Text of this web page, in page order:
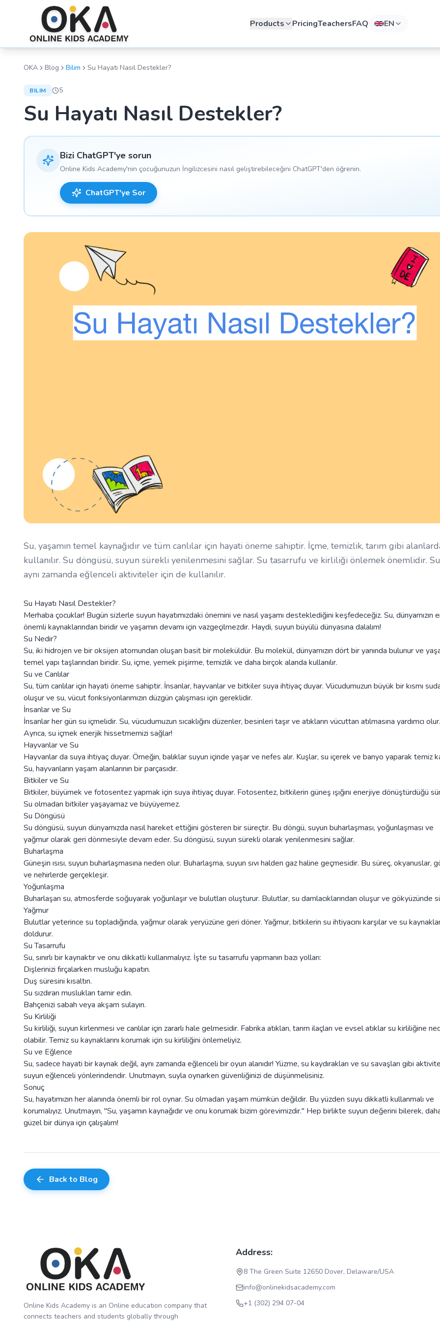
Products PricingTeachersFAQ EN
OKA Blog Bilim Su Hayatı Nasıl Destekler?
BILIM 5
Su Hayatı Nasıl Destekler?
Bizi ChatGPT'ye sorun
Online Kids Academy'nin çocuğunuzun İngilizcesini nasıl geliştirebileceğini ChatGPT'den öğrenin.
ChatGPT'ye Sor
Su, yaşamın temel kaynağıdır ve tüm canlılar için hayati öneme sahiptir. İçme, temizlik, tarım gibi
kullanılır. Su döngüsü, suyun sürekli yenilenmesini sağlar. Su tasarrufu ve kirliliği önlemek önemlidir.
aynı zamanda eğlenceli aktiviteler için de kullanılır.
Su Hayatı Nasıl Destekler?
Merhaba çocuklar! Bugün sizlerle suyun hayatımızdaki önemini ve nasıl yaşamı desteklediğini keşfedeceğiz. Su, dünyamızın
önemli kaynaklarından biridir ve yaşamın devamı için vazgeçilmezdir. Haydi, suyun büyülü dünyasına dalalım!
Su Nedir?
Su, iki hidrojen ve bir oksijen atomundan oluşan basit bir moleküldür. Bu molekül, dünyamızın dört bir yanında bulunur ve
temel yapı taşlarından biridir. Su, içme, yemek pişirme, temizlik ve daha birçok alanda kullanılır.
Su ve Canlılar
Su, tüm canlılar için hayati öneme sahiptir. İnsanlar, hayvanlar ve bitkiler suya ihtiyaç duyar. Vücudumuzun büyük bir kısmı
oluşur ve su, vücut fonksiyonlarımızın düzgün çalışması için gereklidir.
İnsanlar ve Su
İnsanlar her gün su içmelidir. Su, vücudumuzun sıcaklığını düzenler, besinleri taşır ve atıkların vücuttan atılmasına yardımcı olur.
Ayrıca, su içmek enerjik hissetmemizi sağlar!
Hayvanlar ve Su
Hayvanlar da suya ihtiyaç duyar. Örneğin, balıklar suyun içinde yaşar ve nefes alır. Kuşlar, su içerek ve banyo yaparak temiz
Su, hayvanların yaşam alanlarının bir parçasıdır.
Bitkiler ve Su
Bitkiler, büyümek ve fotosentez yapmak için suya ihtiyaç duyar. Fotosentez, bitkilerin güneş ışığını enerjiye dönüştürdüğü
Su olmadan bitkiler yaşayamaz ve büyüyemez.
Su Döngüsü
Su döngüsü, suyun dünyamızda nasıl hareket ettiğini gösteren bir süreçtir. Bu döngü, suyun buharlaşması, yoğunlaşması ve
yağmur olarak geri dönmesiyle devam eder. Su döngüsü, suyun sürekli olarak yenilenmesini sağlar.
Buharlaşma
Güneşin ısısı, suyun buharlaşmasına neden olur. Buharlaşma, suyun sıvı halden gaz haline geçmesidir. Bu süreç, okyanuslar,
ve nehirlerde gerçekleşir.
Yoğunlaşma
Buharlaşan su, atmosferde soğuyarak yoğunlaşır ve bulutları oluşturur. Bulutlar, su damlacıklarından oluşur ve gökyüzünde
Yağmur
Bulutlar yeterince su topladığında, yağmur olarak yeryüzüne geri döner. Yağmur, bitkilerin su ihtiyacını karşılar ve su
doldurur.
Su Tasarrufu
Su, sınırlı bir kaynaktır ve onu dikkatli kullanmalıyız. İşte su tasarrufu yapmanın bazı yolları:
Dişlerinizi fırçalarken musluğu kapatın.
Duş süresini kısaltın.
Su sızdıran muslukları tamir edin.
Bahçenizi sabah veya akşam sulayın.
Su Kirliliği
Su kirliliği, suyun kirlenmesi ve canlılar için zararlı hale gelmesidir. Fabrika atıkları, tarım ilaçları ve evsel atıklar su kirliliğine
olabilir. Temiz su kaynaklarını korumak için su kirliliğini önlemeliyiz.
Su ve Eğlence
Su, sadece hayati bir kaynak değil, aynı zamanda eğlenceli bir oyun alanıdır! Yüzme, su kaydırakları ve su savaşları gibi
suyun eğlenceli yönlerindendir. Unutmayın, suyla oynarken güvenliğinizi de düşünmelisiniz.
Sonuç
Su, hayatımızın her alanında önemli bir rol oynar. Su olmadan yaşam mümkün değildir. Bu yüzden suyu dikkatli kullanmalı ve
korumalıyız. Unutmayın, "Su, yaşamın kaynağıdır ve onu korumak bizim görevimizdir." Hep birlikte suyun değerini bilerek,
güzel bir dünya için çalışalım!
Back to Blog
Online Kids Academy is an Online education company that
connects teachers and students globally through
Address:
8 The Green Suite 12650 Dover, Delaware/USA
info@onlinekidsacademy.com
+1 (302) 294 07-04